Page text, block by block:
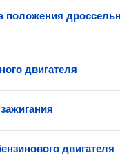
положения
двигателя
двигателя